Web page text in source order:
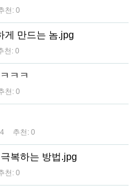
천: 0
게 만드는 놈.jpg
천: 0
ㅋㅋ
천: 0
추천: 0
복하는 방법.jpg
천: 0